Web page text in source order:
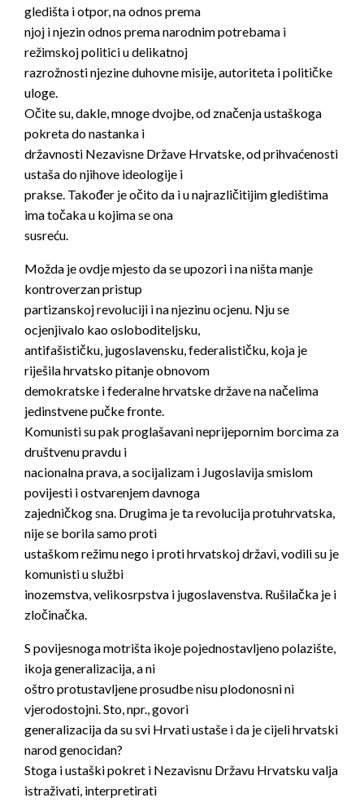
gledišta i otpor, na odnos prema
njoj i njezin odnos prema narodnim potrebama i
režimskoj politici u delikatnoj
razrožnosti njezine duhovne misije, autoriteta i političke
uloge.
Očite su, dakle, mnoge dvojbe, od značenja ustaškoga
pokreta do nastanka i
državnosti Nezavisne Države Hrvatske, od prihvaćenosti
ustaša do njihove ideologije i
prakse. Također je očito da i u najrazličitijim gledištima
ima točaka u kojima se ona
susreću.
Možda je ovdje mjesto da se upozori i na ništa manje
kontroverzan pristup
partizanskoj revoluciji i na njezinu ocjenu. Nju se
ocjenjivalo kao osloboditeljsku,
antifašističku, jugoslavensku, federalističku, koja je
riješila hrvatsko pitanje obnovom
demokratske i federalne hrvatske države na načelima
jedinstvene pučke fronte.
Komunisti su pak proglašavani neprijepornim borcima za
društvenu pravdu i
nacionalna prava, a socijalizam i Jugoslavija smislom
povijesti i ostvarenjem davnoga
zajedničkog sna. Drugima je ta revolucija protuhrvatska,
nije se borila samo proti
ustaškom režimu nego i proti hrvatskoj državi, vodili su je
komunisti u službi
inozemstva, velikosrpstva i jugoslavenstva. Rušilačka je i
zločinačka.
S povijesnoga motrišta ikoje pojednostavljeno polazište,
ikoja generalizacija, a ni
oštro protustavljene prosudbe nisu plodonosni ni
vjerodostojni. Sto, npr., govori
generalizacija da su svi Hrvati ustaše i da je cijeli hrvatski
narod genocidan?
Stoga i ustaški pokret i Nezavisnu Državu Hrvatsku valja
istraživati, interpretirati